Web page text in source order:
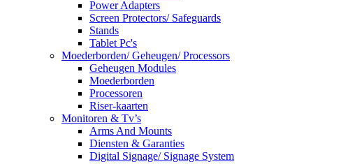
Power Adapters
Screen Protectors/ Safeguards
Stands
Tablet Pc's
Moederborden/ Geheugen/ Processors
Geheugen Modules
Moederborden
Processoren
Riser-kaarten
Monitoren & Tv’s
Arms And Mounts
Diensten & Garanties
Digital Signage/ Signage System